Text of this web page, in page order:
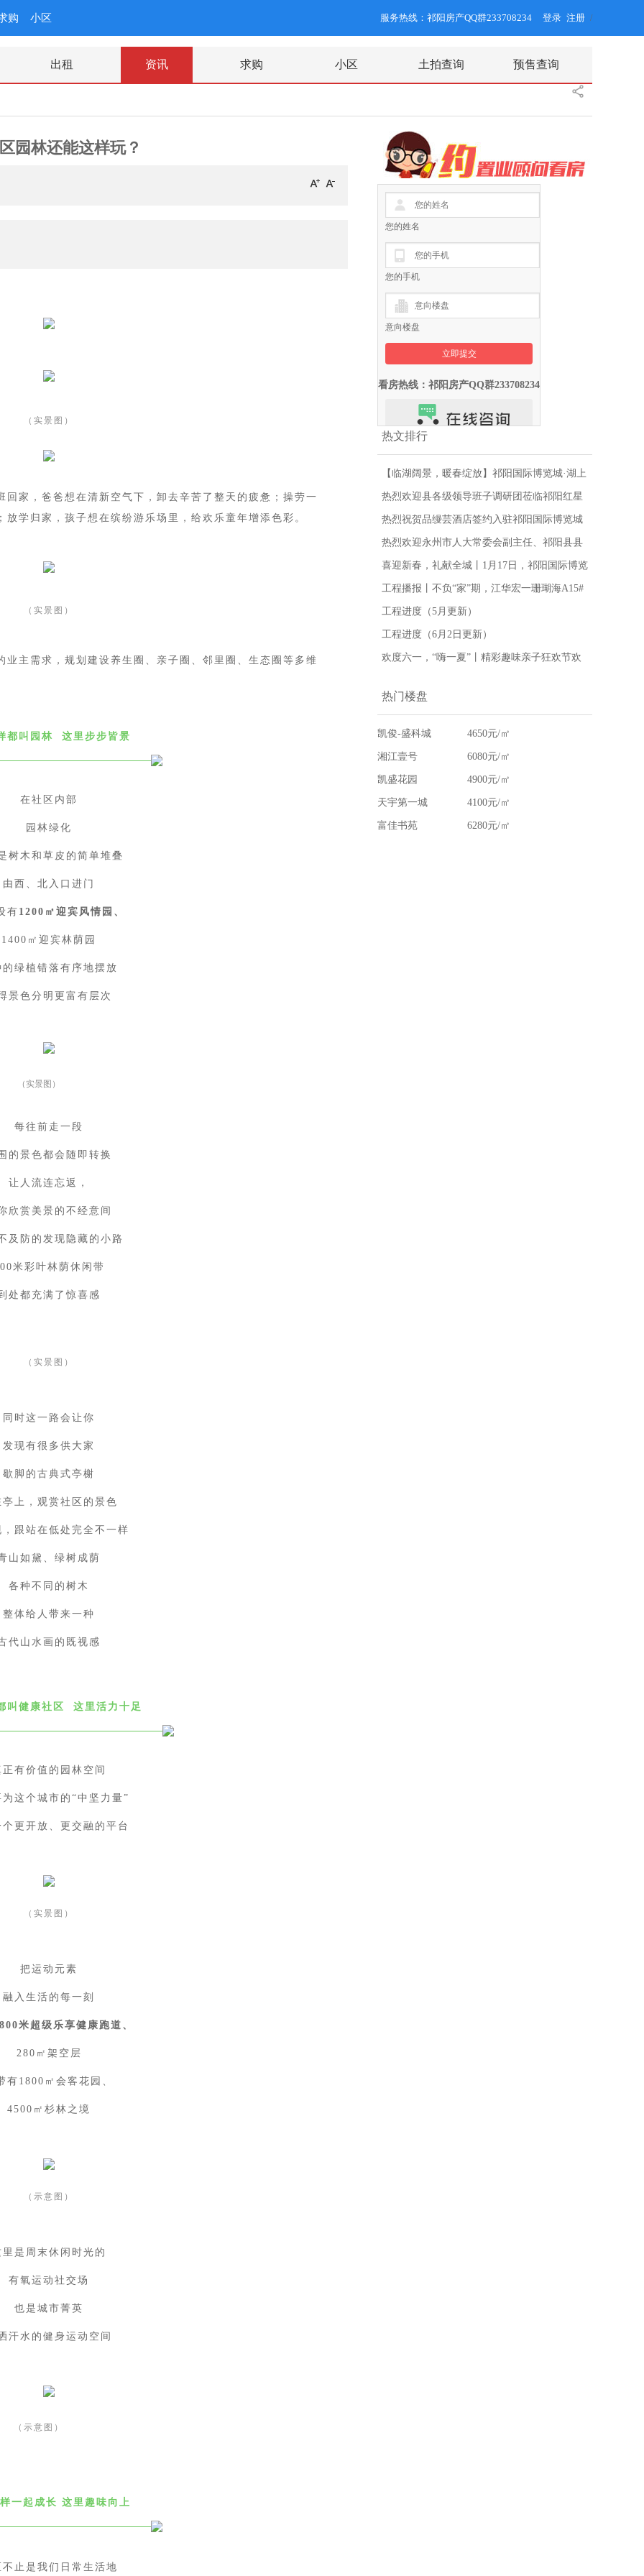
购 小区 服务热线：祁阳房产QQ群233708234 登录 /
注册
出租 资讯 求购 小区 土拍查询 预售查询
园林还能这样玩？
（实景图）
家，爸爸想在清新空气下，卸去辛苦了整天的疲惫；操劳一
学归家，孩子想在缤纷游乐场里，给欢乐童年增添色彩。
（实景图）
业主需求，规划建设养生圈、亲子圈、邻里圈、生态圈等多维
都叫园林 这里步步皆景
在社区内部
园林绿化
树木和草皮的简单堆叠
由西、北入口进门
有 1200㎡迎宾风情园、
1400㎡迎宾林荫园
的绿植错落有序地摆放
景色分明更富有层次
（实景图）
每往前走一段
的景色都会随即转换
让人流连忘返，
欣赏美景的不经意间
及防的发现隐藏的小路
米彩叶林荫休闲带
处都充满了惊喜感
（实景图）
同时这一路会让你
发现有很多供大家
歇脚的古典式亭榭
亭上，观赏社区的景色
，跟站在低处完全不一样
山如黛、绿树成荫
各种不同的树木
整体给人带来一种
代山水画的既视感
叫健康社区 这里活力十足
正有价值的园林空间
为这个城市的“中坚力量”
个更开放、更交融的平台
（实景图）
把运动元素
融入生活的每一刻
米超级乐享健康跑道、
280㎡架空层
有1800㎡会客花园、
4500㎡杉林之境
（示意图）
里是周末休闲时光的
有氧运动社交场
也是城市菁英
汗水的健身运动空间
（示意图）
一起成长 这里趣味向上
不止是我们日常生活地
您的姓名
您的手机
意向楼盘
看房热线：祁阳房产QQ群233708234
热文排行
【临湖阔景，暖春绽放】祁阳国际博览城·湖上
公馆50㎡、80㎡样板间5月1日盛大开放
热烈欢迎县各级领导班子调研团莅临祁阳红星
美凯龙项目调研并指导工作
热烈祝贺品缦芸酒店签约入驻祁阳国际博览城
热烈欢迎永州市人大常委会副主任、祁阳县县
委书记等相关单位领导莅临祁阳红星美凯龙国
际博览城项目调研、指导工作
喜迎新春，礼献全城丨1月17日，祁阳国际博览
城·湖上公馆新老业主感恩回馈盛典，您准备好
了吗？
工程播报丨不负“家”期，江华宏一珊瑚海A15#
栋5月1日当红加推！
工程进度（5月更新）
工程进度（6月2日更新）
欢度六一，“嗨一夏”丨精彩趣味亲子狂欢节欢
热门楼盘
凯俊-盛科城 4650元/㎡
湘江壹号 6080元/㎡
凯盛花园 4900元/㎡
天宇第一城 4100元/㎡
富佳书苑 6280元/㎡